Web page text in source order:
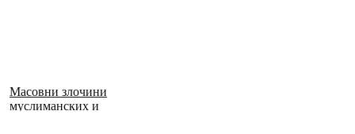
Масовни злочини
муслиманских и